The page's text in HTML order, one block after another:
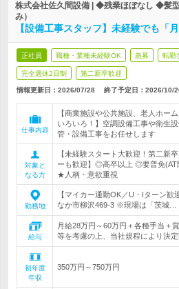
株式会社佐久間設備 | ◆残業ほぼなし ◆髪
み）
【設備工事スタッフ】未経験でも「
正社員 職種・業種未経験OK 急募 転勤
完全週休2日制 第二新卒歓迎
情報更新日：2026/07/28 終了予定日： 2026/10/
仕事内容
【商業施設や公共施設、老人ホー
いろいろ！】空調設備工事や衛生
管・設備工事をお任せします
対象と
なる方
【未経験スタート大歓迎！第二新
ーも歓迎】◎高卒以上 ◎要普免
★人柄・意欲重視
勤務地
【マイカー通勤OK／U・Iターン
なか市柳沢469-3 ※現場は「茨城…
給与
月給28万円～60万円＋各種手当＋
等を考慮の上、当社規程により決
初年度
年収
350万円～750万円